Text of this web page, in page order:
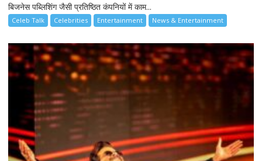
बिजनेस पब्लिशिंग जैसी प्रतिष्ठित कंपनियों में काम...
Celeb Talk Celebrities Entertainment News & Entertainment